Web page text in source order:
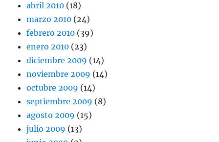
abril 2010 (18)
marzo 2010 (24)
febrero 2010 (39)
enero 2010 (23)
diciembre 2009 (14)
noviembre 2009 (14)
octubre 2009 (14)
septiembre 2009 (8)
agosto 2009 (15)
julio 2009 (13)